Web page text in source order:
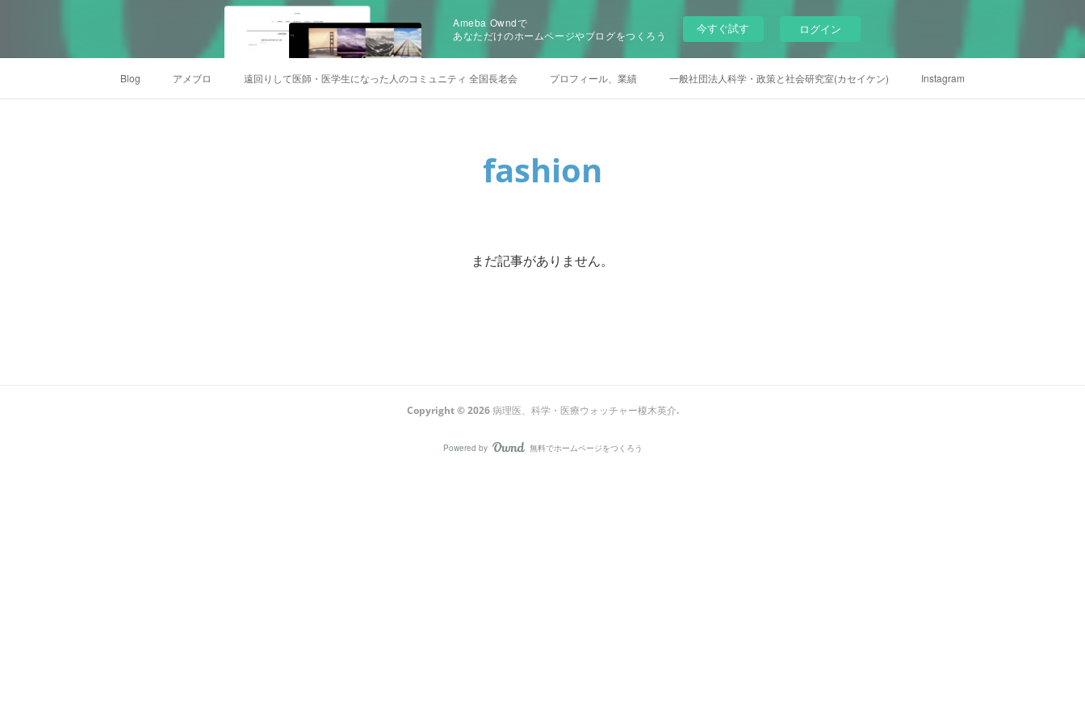
Ameba Owndで
あなただけのホームページやブログをつくろう
今すぐ試す ログイン
Blog アメブロ 遠回りして医師・医学生になった人のコミュニティ 全国長老会 プロフィール、業績 一般社団法人科学・政策と社会研究室(カセイケン) Instagram
fashion
まだ記事がありません。
Copyright ©2026 病理医、科学・医療ウォッチャー榎木英介.
Powered by AmebaOwnd
無料でホームページをつくろう